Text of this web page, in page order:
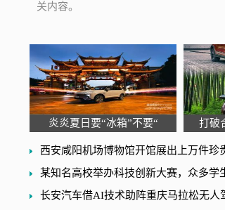
关内容。
炎炎夏日要“冰箱”不要“ 打破
西安咸阳机场博物馆开馆展出上万件珍
某知名高校举办科技创新大赛，众多学
长安汽车借AI技术助阵重庆马拉松无人